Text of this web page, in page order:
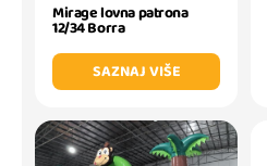
Mirage lovna patrona
12/34 Borra
SAZNAJ VIŠE